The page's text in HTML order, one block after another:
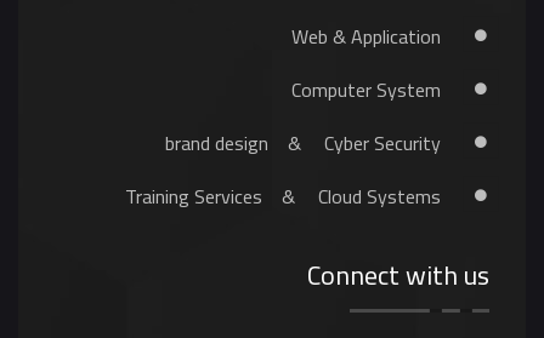
Web & Application
Computer System
brand design
&
Cyber Security
Training Services
& Cloud Systems
Connect with us